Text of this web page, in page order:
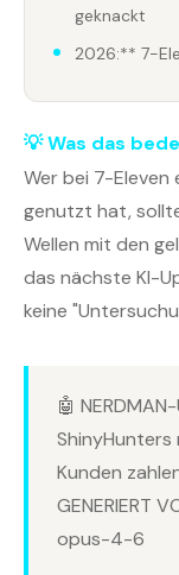
geknackt
2026:** 7-
💡 Was das
Wer bei 7-
genutzt hat,
Wellen mit den
das nächste KI-
keine
🤖
ShinyHunters
Kunden
GENERIERT
opus-4-6